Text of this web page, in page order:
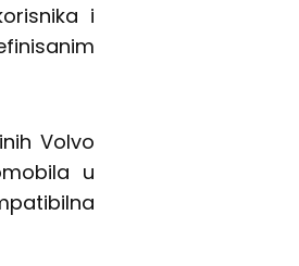
i
Volvo
u